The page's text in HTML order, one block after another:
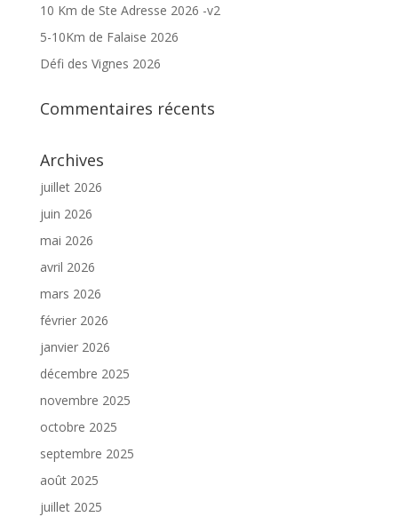
10 Km de Ste Adresse 2026 -v2
5-10Km de Falaise 2026
Défi des Vignes 2026
Commentaires récents
Archives
juillet 2026
juin 2026
mai 2026
avril 2026
mars 2026
février 2026
janvier 2026
décembre 2025
novembre 2025
octobre 2025
septembre 2025
août 2025
juillet 2025